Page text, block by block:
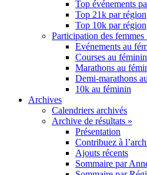
Top événements
Top 21k par région
Top 10k par région
Participation des femmes
Evénements au
Courses au féminin
Marathons au
Demi-marathons
10k au féminin
Archives
Calendriers archivés
Archive de résultats »
Présentation
Contribuez à
Ajouts récents
Sommaire par